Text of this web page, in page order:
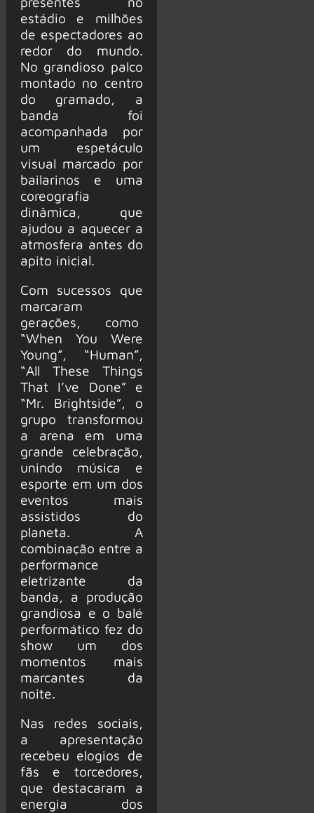
estádio e milhões
de espectadores ao
redor do mundo.
No grandioso palco
montado no centro
do gramado, a
banda foi
acompanhada por
um espetáculo
visual marcado por
bailarinos e uma
coreografia
dinâmica, que
ajudou a aquecer a
atmosfera antes do
apito inicial.
Com sucessos que
marcaram
gerações, como
“When You Were
Young”, “Human”,
“All These Things
That I’ve Done” e
“Mr. Brightside”, o
grupo transformou
a arena em uma
grande celebração,
unindo música e
esporte em um dos
eventos mais
assistidos do
planeta. A
combinação entre a
performance
eletrizante da
banda, a produção
grandiosa e o balé
performático fez do
show um dos
momentos mais
marcantes da
noite.
Nas redes sociais,
a apresentação
recebeu elogios de
fãs e torcedores,
que destacaram a
energia dos